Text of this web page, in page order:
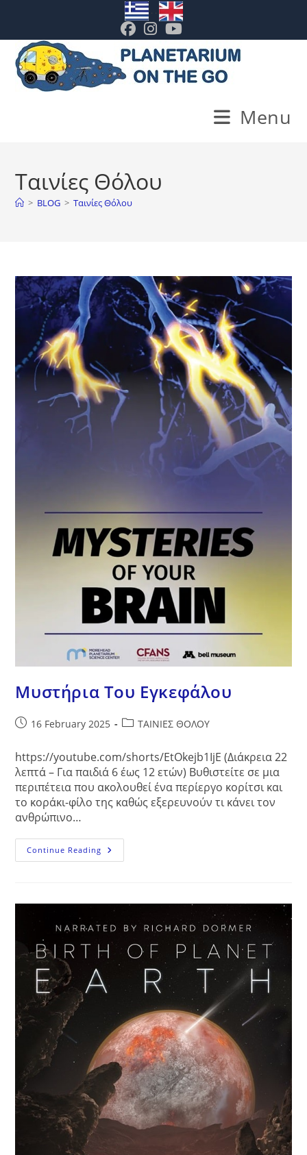
. .
Menu
Ταινίες Θόλου
> BLOG > Ταινίες Θόλου
Μυστήρια Του Εγκεφάλου
Post16 February 2025
PostΤΑΙΝΙΕΣ ΘΟΛΟΥ
https://youtube.com/shorts/EtOkejb1IjE (Διάκρεια 22
λεπτά – Για παιδιά 6 έως 12 ετών) Βυθιστείτε σε μια
περιπέτεια που ακολουθεί ένα περίεργο κορίτσι και
το κοράκι-φίλο της καθώς εξερευνούν τι κάνει τον
ανθρώπινο…
Continue Reading Μυστήρια
Του